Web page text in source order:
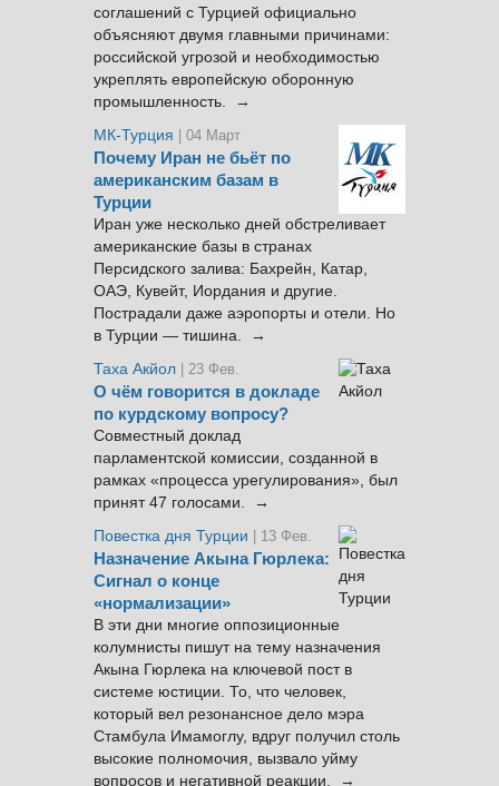
соглашений с Турцией официально
объясняют двумя главными причинами:
российской угрозой и необходимостью
укреплять европейскую оборонную
промышленность. →
МК-Турция
| 04 Март
Почему Иран не бьёт по
американским базам в
Турции
Иран уже несколько дней обстреливает
американские базы в странах
Персидского залива: Бахрейн, Катар,
ОАЭ, Кувейт, Иордания и другие.
Пострадали даже аэропорты и отели. Но
в Турции — тишина. →
Таха Акйол | 23 Фев.
О чём говорится в докладе
по курдскому вопросу?
Совместный доклад
парламентской комиссии, созданной в
рамках «процесса урегулирования», был
принят 47 голосами. →
Повестка дня Турции
| 13 Фев.
Назначение Акына Гюрлека:
Сигнал о конце
«нормализации»
В эти дни многие оппозиционные
колумнисты пишут на тему назначения
Акына Гюрлека на ключевой пост в
системе юстиции. То, что человек,
который вел резонансное дело мэра
Стамбула Имамоглу, вдруг получил столь
высокие полномочия, вызвало уйму
вопросов и негативной реакции. →